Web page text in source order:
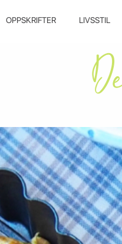
OPPSKRIFTER LIVSSTIL